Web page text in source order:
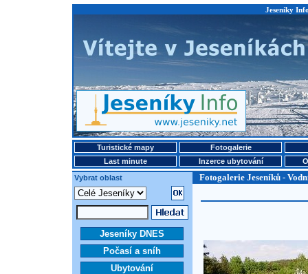
Jeseníky
Turistické mapy
Fotogalerie
Last minute
Inzerce ubytování
Vybrat oblast
Fotogalerie Jeseníků -
Jeseníky DNES
Počasí a sníh
Ubytování